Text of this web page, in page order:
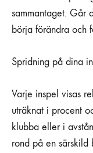
sammantaget. Går
börja förändra och
Spridning på dina
Varje inspel visas
uträknat i procent
klubba eller i
rond på en